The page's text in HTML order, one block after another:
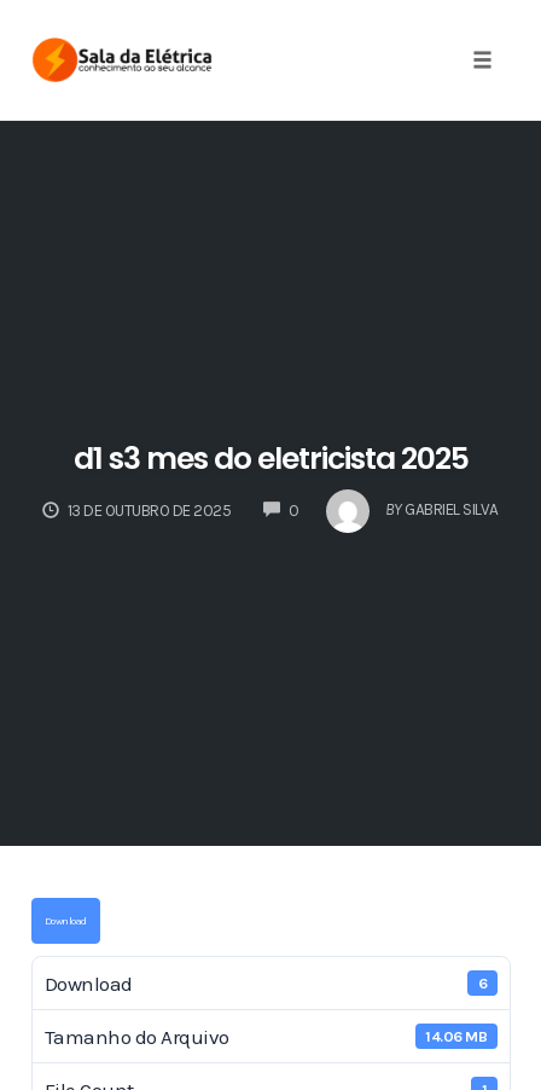
content
d1 s3 mes do eletricista 2025
13 DE OUTUBRO DE 2025 0COMMENTS BY GABRIEL SILVA
Download
Download 6
Tamanho do Arquivo 14.06 MB